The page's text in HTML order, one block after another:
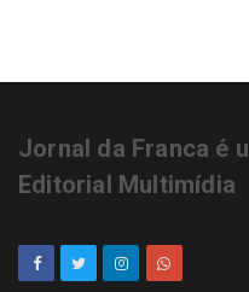
Jornal da Franca é
Editorial Multimídia